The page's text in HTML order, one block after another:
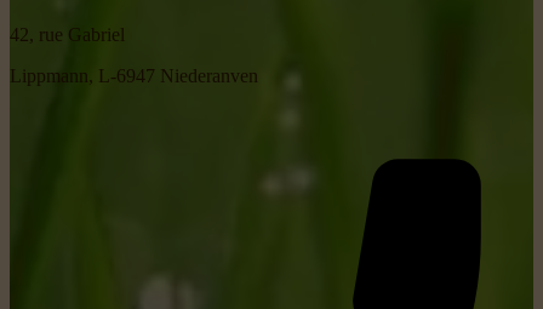
42, rue Gabriel
Lippmann, L-6947 Niederanven